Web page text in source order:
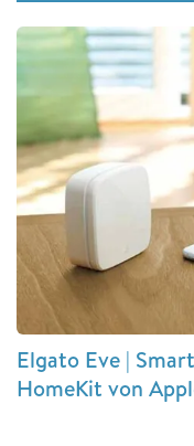
Elgato Eve |
HomeKit von